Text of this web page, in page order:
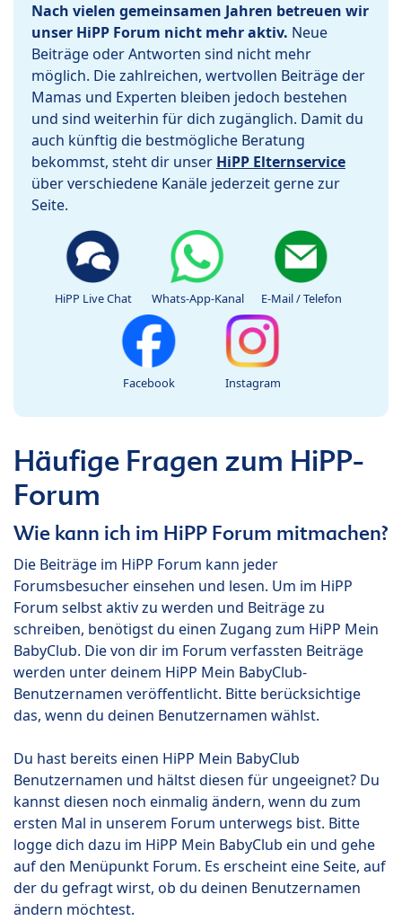
Nach vielen gemeinsamen Jahren betreuen wir
unser HiPP Forum nicht mehr aktiv. Neue
Beiträge oder Antworten sind nicht mehr
möglich. Die zahlreichen, wertvollen Beiträge der
Mamas und Experten bleiben jedoch bestehen
und sind weiterhin für dich zugänglich. Damit du
auch künftig die bestmögliche Beratung
bekommst, steht dir unser HiPP Elternservice
über verschiedene Kanäle jederzeit gerne zur
Seite.
HiPP Live Chat Whats-App-Kanal E-Mail / Telefon
Facebook Instagram
Häufige Fragen zum HiPP-
Forum
Wie kann ich im HiPP Forum mitmachen?
Die Beiträge im HiPP Forum kann jeder
Forumsbesucher einsehen und lesen. Um im HiPP
Forum selbst aktiv zu werden und Beiträge zu
schreiben, benötigst du einen Zugang zum HiPP Mein
BabyClub. Die von dir im Forum verfassten Beiträge
werden unter deinem HiPP Mein BabyClub-
Benutzernamen veröffentlicht. Bitte berücksichtige
das, wenn du deinen Benutzernamen wählst.
Du hast bereits einen HiPP Mein BabyClub
Benutzernamen und hältst diesen für ungeeignet? Du
kannst diesen noch einmalig ändern, wenn du zum
ersten Mal in unserem Forum unterwegs bist. Bitte
logge dich dazu im HiPP Mein BabyClub ein und gehe
auf den Menüpunkt Forum. Es erscheint eine Seite, auf
der du gefragt wirst, ob du deinen Benutzernamen
ändern möchtest.